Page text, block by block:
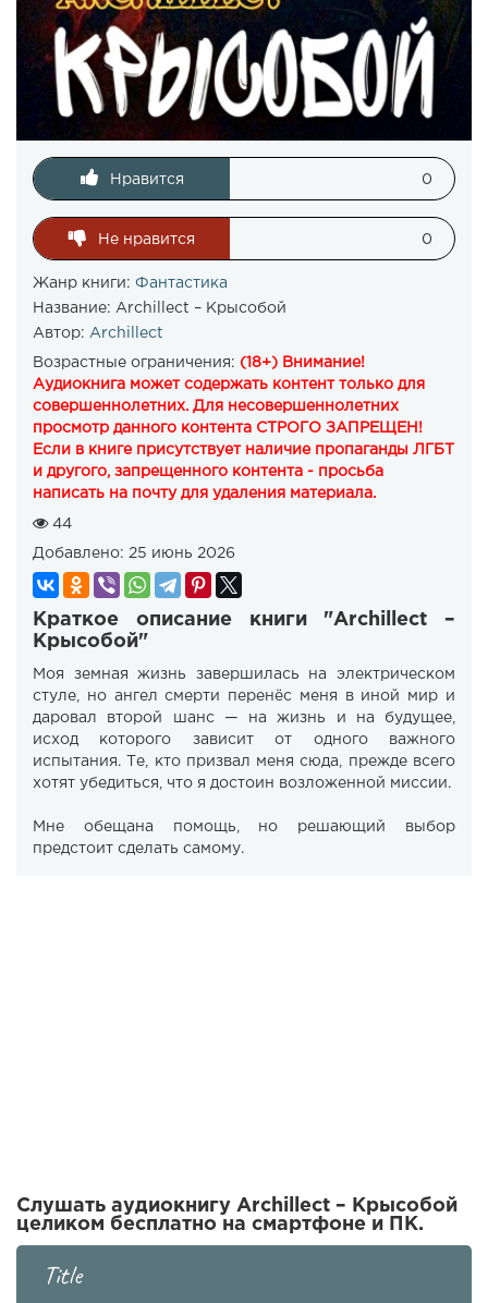
Нравится 0
Не нравится 0
Жанр книги: Фантастика
Название: Archillect – Крысобой
Автор: Archillect
Возрастные ограничения: (18+) Внимание!
Аудиокнига может содержать контент только для
совершеннолетних. Для несовершеннолетних
просмотр данного контента СТРОГО ЗАПРЕЩЕН!
Если в книге присутствует наличие пропаганды ЛГБТ
и другого, запрещенного контента - просьба
написать на почту для удаления материала.
44
Добавлено: 25 июнь 2026
Краткое описание книги "Archillect –
Крысобой"
Моя земная жизнь завершилась на электрическом
стуле, но ангел смерти перенёс меня в иной мир и
даровал второй шанс — на жизнь и на будущее,
исход которого зависит от одного важного
испытания. Те, кто призвал меня сюда, прежде всего
хотят убедиться, что я достоин возложенной миссии.
Мне обещана помощь, но решающий выбор
предстоит сделать самому.
Слушать аудиокнигу Archillect – Крысобой
целиком бесплатно на смартфоне и ПК.
Title